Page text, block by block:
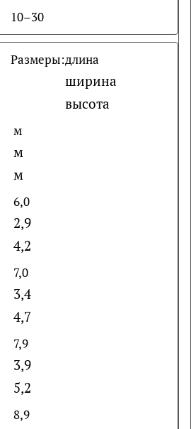
10–30
Размеры:длина
ширина
высота
м
м
м
6,0
2,9
4,2
7,0
3,4
4,7
7,9
3,9
5,2
8,9